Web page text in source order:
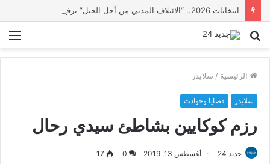
بحث
الرئيسية / سلايدر
سلايدر قضايا وحوادث
رزم كوكايين بشاطئ سيدي رحال
جديد 24 أغسطس 13, 2019 0
17